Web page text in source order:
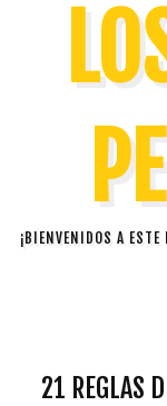
¡BIENVENIDOS A
21 REGLAS